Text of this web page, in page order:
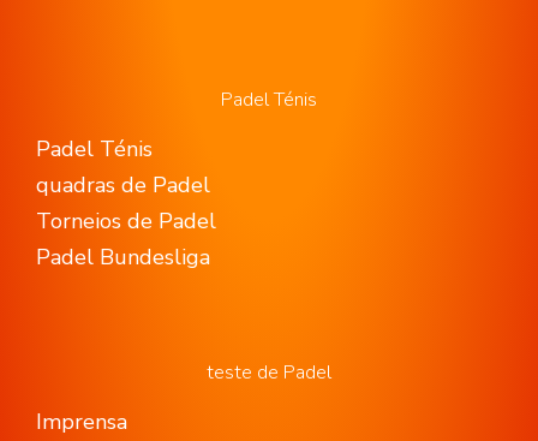
Padel Ténis
Padel Ténis
quadras de Padel
Torneios de Padel
Padel Bundesliga
teste de Padel
Imprensa